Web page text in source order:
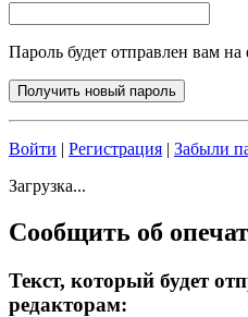
Пароль будет отправлен вам на
Войти | Регистрация | Забыли
Загрузка...
Сообщить об
Текст, который будет
редакторам: